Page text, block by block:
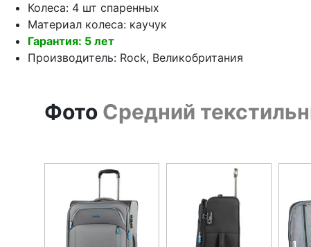
Колеса: 4 шт спаренных
Материал колеса: каучук
Гарантия: 5 лет
Производитель: Rock, Великобритания
Фото Средний